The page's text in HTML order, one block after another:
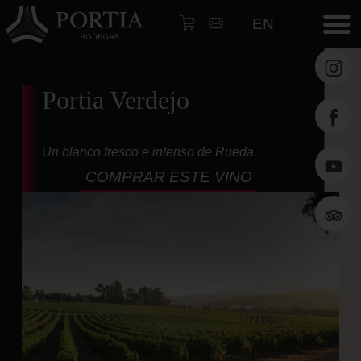
tu
Inicio
Vinos
EN
Portia Verdejo
Un blanco fresco e intenso de Rueda.
COMPRAR ESTE VINO